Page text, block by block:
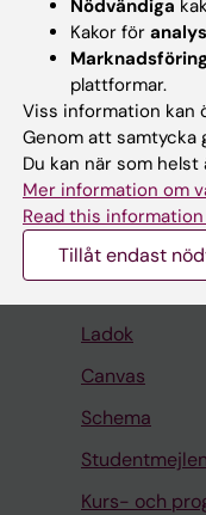
Uppdrag
Prefekt
Institutet, 2024-
Ladok
Canvas
Schema
Studentmejlen
Kurs- och
Nödvändiga
Kakor för analys
plattformar.
Viss information kan
Genom att samtycka
Du kan när som
Mer information om
Read this information
Tillåt endast